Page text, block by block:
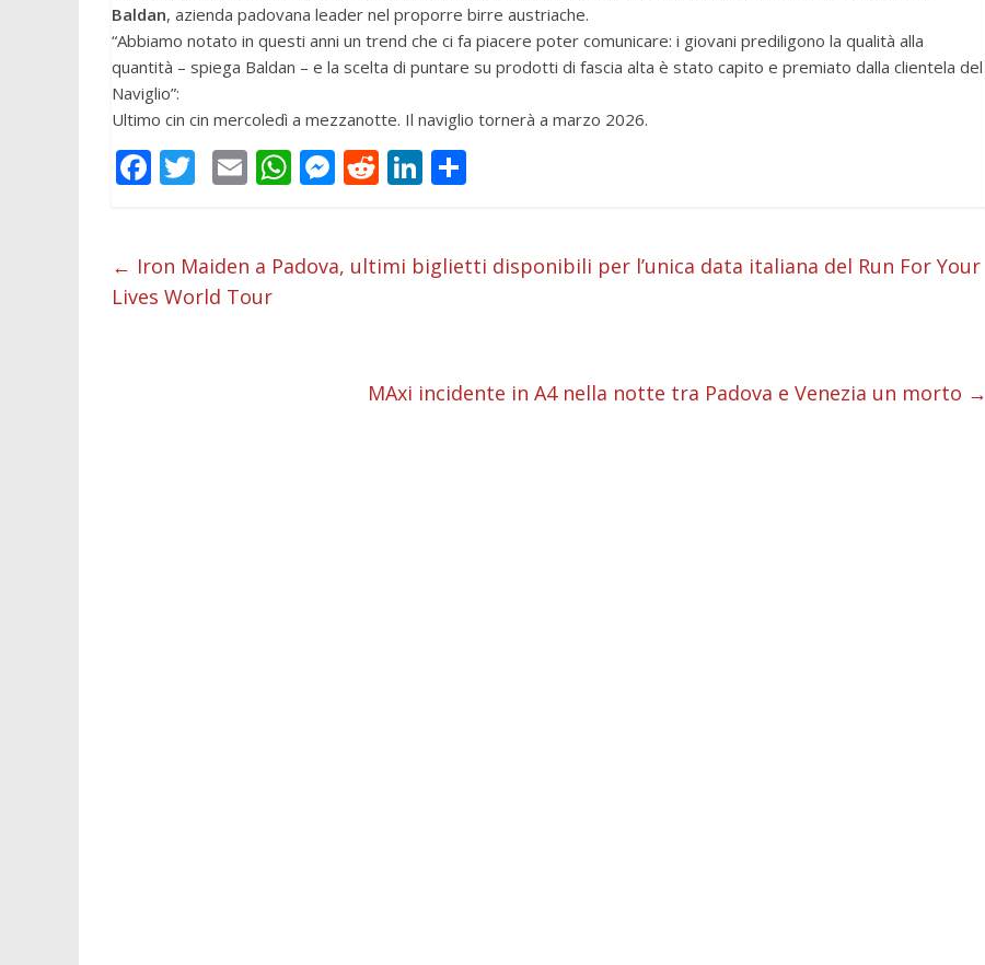
Baldan, azienda padovana leader nel proporre birre austriache.
“Abbiamo notato in questi anni un trend che ci fa piacere poter comunicare: i giovani prediligono la qualità alla
quantità – spiega Baldan – e la scelta di puntare su prodotti di fascia alta è stato capito e premiato dalla clientela del
Naviglio”:
Ultimo cin cin mercoledì a mezzanotte. Il naviglio tornerà a marzo 2026.
F
b
o
T
er
E
l
W
s
M
e
R
di
Li
e di
← Iron Maiden a Padova, ultimi biglietti disponibili per l’unica data italiana del Run For Your
Lives World Tour
MAxi incidente in A4 nella notte tra Padova e Venezia un morto →